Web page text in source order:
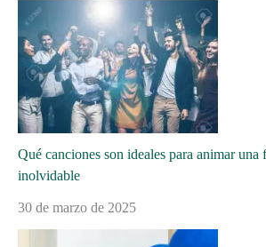
Qué canciones son ideales para animar una
inolvidable
30 de marzo de 2025